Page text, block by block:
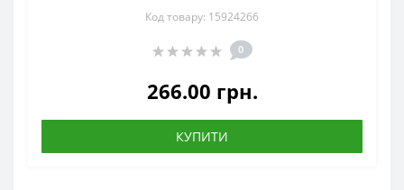
Код товару: 15924266
0
266.00 грн.
КУПИТИ